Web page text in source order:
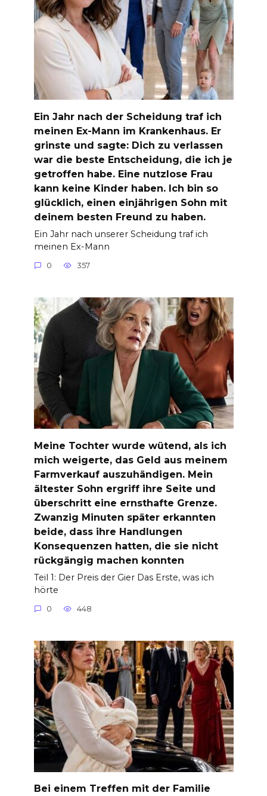
Ein Jahr nach der Scheidung traf ich
meinen Ex-Mann im Krankenhaus. Er
grinste und sagte: Dich zu verlassen
war die beste Entscheidung, die ich je
getroffen habe. Eine nutzlose Frau
kann keine Kinder haben. Ich bin so
glücklich, einen einjährigen Sohn mit
deinem besten Freund zu haben.
Ein Jahr nach unserer Scheidung traf ich
meinen Ex-Mann
0 357
Meine Tochter wurde wütend, als ich
mich weigerte, das Geld aus meinem
Farmverkauf auszuhändigen. Mein
ältester Sohn ergriff ihre Seite und
überschritt eine ernsthafte Grenze.
Zwanzig Minuten später erkannten
beide, dass ihre Handlungen
Konsequenzen hatten, die sie nicht
rückgängig machen konnten
Teil 1: Der Preis der Gier Das Erste, was ich
hörte
0 448
Bei einem Treffen mit der Familie